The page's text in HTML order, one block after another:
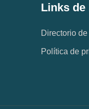
Links de
Directorio
Política de